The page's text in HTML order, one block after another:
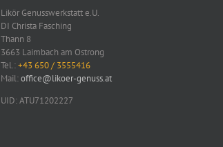
Likör Genusswerkstatt e.U.
DI Christa Fasching
Thann 8
3663 Laimbach am Ostrong
Tel.:+43 650 / 3555416
Mail:office@likoer-genuss.at
UID: ATU71202227